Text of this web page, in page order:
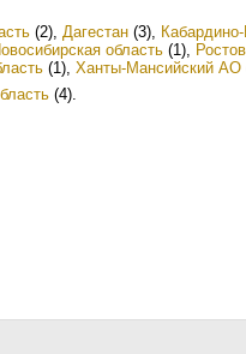
(2), Дагестан (3),
область (1),
(1), Ханты-Мансийский АО
(4).